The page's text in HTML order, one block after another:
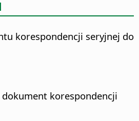
korespondencji seryjnej do
korespondencji